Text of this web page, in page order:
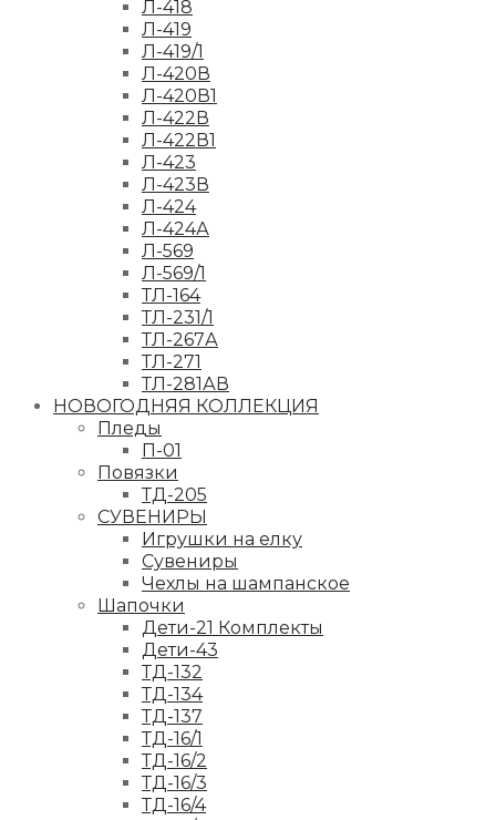
Л-418
Л-419
Л-419/1
Л-420В
Л-420В1
Л-422В
Л-422В1
Л-423
Л-423В
Л-424
Л-424А
Л-569
Л-569/1
ТЛ-164
ТЛ-231/1
ТЛ-267А
ТЛ-271
ТЛ-281АВ
НОВОГОДНЯЯ КОЛЛЕКЦИЯ
Пледы
П-01
Повязки
ТД-205
СУВЕНИРЫ
Игрушки на елку
Сувениры
Чехлы на шампанское
Шапочки
Дети-21 Комплекты
Дети-43
ТД-132
ТД-134
ТД-137
ТД-16/1
ТД-16/2
ТД-16/3
ТД-16/4